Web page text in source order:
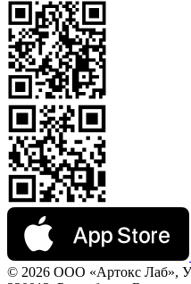
© 2026 ООО «Артокс Лаб»,